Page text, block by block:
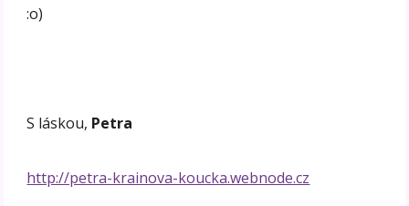
:o)
S láskou, Petra
http://petra-krainova-koucka.webnode.cz